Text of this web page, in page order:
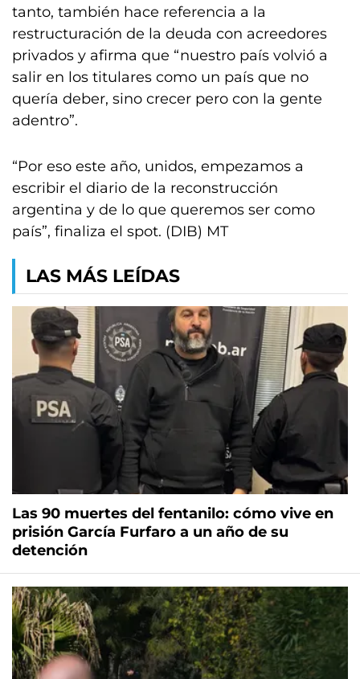
tanto, también hace referencia a la
restructuración de la deuda con acreedores
privados y afirma que “nuestro país volvió a
salir en los titulares como un país que no
quería deber, sino crecer pero con la gente
adentro”.
“Por eso este año, unidos, empezamos a
escribir el diario de la reconstrucción
argentina y de lo que queremos ser como
país”, finaliza el spot. (DIB) MT
LAS MÁS LEÍDAS
Las 90 muertes del fentanilo: cómo vive en
prisión García Furfaro a un año de su
detención